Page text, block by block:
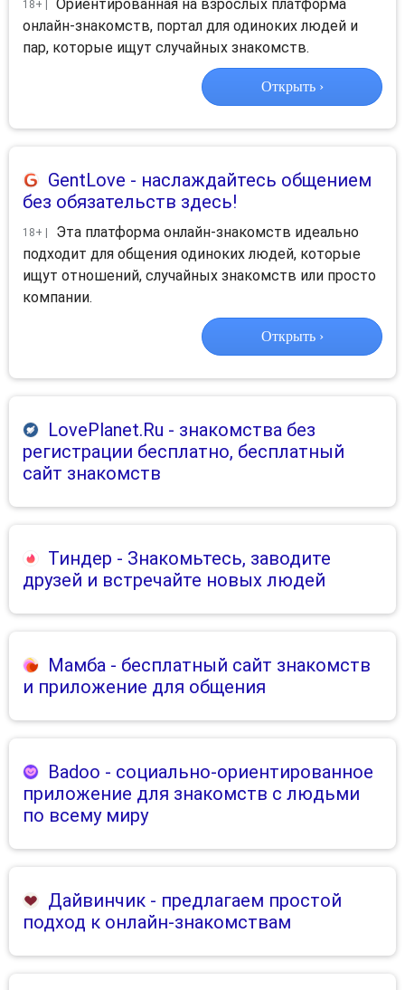
18+ |
Ориентированная на взрослых платформа
онлайн-знакомств, портал для одиноких людей и
пар, которые ищут случайных знакомств.
Открыть ›
GentLove - наслаждайтесь общением
без обязательств здесь!
18+ |
Эта платформа онлайн-знакомств идеально
подходит для общения одиноких людей, которые
ищут отношений, случайных знакомств или просто
компании.
Открыть ›
LovePlanet.Ru - знакомства без
регистрации бесплатно, бесплатный
сайт знакомств
Тиндер - Знакомьтесь, заводите
друзей и встречайте новых людей
Мамба - бесплатный сайт знакомств
и приложение для общения
Badoo - социально-ориентированное
приложение для знакомств с людьми
по всему миру
Дайвинчик - предлагаем простой
подход к онлайн-знакомствам